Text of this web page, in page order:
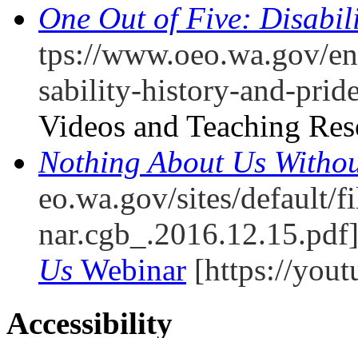
One Out of Five:
tps://www.oeo.wa.gov/
sability-history-and-
Videos and Teaching
Nothing About Us
eo.wa.gov/sites/
nar.cgb_.2016.12.15.pdf]
Us Webinar [https://
Accessibility